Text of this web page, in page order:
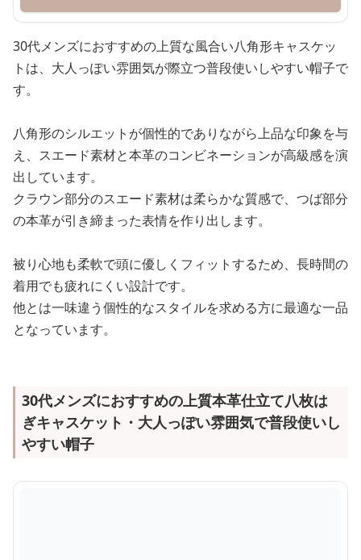
30代メンズにおすすめの上質な風合い八角形キャスケッ
トは、大人っぽい雰囲気が際立つ普段使いしやすい帽子で
す。
八角形のシルエットが個性的でありながら上品な印象を与
え、スエード素材と本革のコンビネーションが高級感を演
出しています。
クラウン部分のスエード素材は柔らかな質感で、つば部分
の本革が引き締まった表情を作り出します。
被り心地も柔軟で頭に優しくフィットするため、長時間の
着用でも疲れにくい設計です。
他とは一味違う個性的なスタイルを求める方に最適な一品
となっています。
30代メンズにおすすめの上質本革仕立て八枚は
ぎキャスケット・大人っぽい雰囲気で普段使いし
やすい帽子